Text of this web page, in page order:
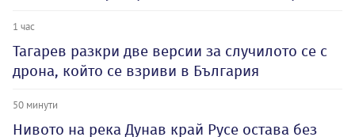
1 час
Тагарев разкри две версии за случилото се с
дрона, който се взриви в България
50 минути
Нивото на река Дунав край Русе остава без